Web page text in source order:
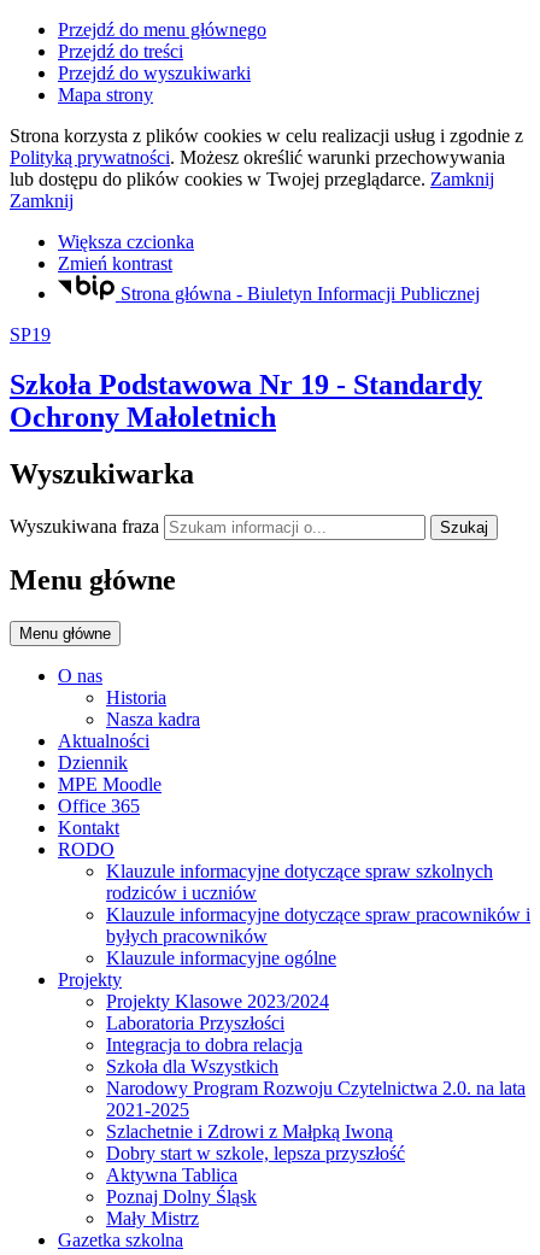
Przejdź do menu głównego
Przejdź do treści
Przejdź do wyszukiwarki
Mapa strony
Strona korzysta z plików cookies w celu realizacji usług i zgodnie z
Polityką prywatności. Możesz określić warunki przechowywania
lub dostępu do plików cookies w Twojej przeglądarce. Zamknij
Zamknij
Większa czcionka
Zmień kontrast
Strona główna - Biuletyn Informacji Publicznej
SP19
Szkoła Podstawowa Nr 19 - Standardy
Ochrony Małoletnich
Wyszukiwarka
Wyszukiwana fraza Szukaj
Menu główne
Menu główne
O nas
Historia
Nasza kadra
Aktualności
Dziennik
MPE Moodle
Office 365
Kontakt
RODO
Klauzule informacyjne dotyczące spraw szkolnych
rodziców i uczniów
Klauzule informacyjne dotyczące spraw pracowników i
byłych pracowników
Klauzule informacyjne ogólne
Projekty
Projekty Klasowe 2023/2024
Laboratoria Przyszłości
Integracja to dobra relacja
Szkoła dla Wszystkich
Narodowy Program Rozwoju Czytelnictwa 2.0. na lata
2021-2025
Szlachetnie i Zdrowi z Małpką Iwoną
Dobry start w szkole, lepsza przyszłość
Aktywna Tablica
Poznaj Dolny Śląsk
Mały Mistrz
Gazetka szkolna